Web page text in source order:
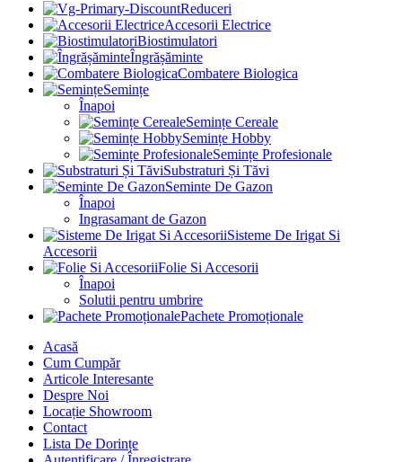
Reduceri
Accesorii Electrice
Biostimulatori
Îngrășăminte
Combatere Biologica
Semințe
Înapoi
Semințe Cereale
Semințe Hobby
Semințe Profesionale
Substraturi Și Tăvi
Seminte De Gazon
Înapoi
Ingrasamant de Gazon
Sisteme De Irigat Si
Accesorii
Folie Si Accesorii
Înapoi
Solutii pentru umbrire
Pachete Promoționale
Acasă
Cum Cumpăr
Articole Interesante
Despre Noi
Locație Showroom
Contact
Lista De Dorințe